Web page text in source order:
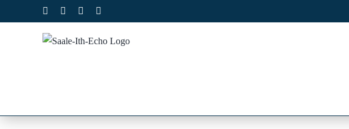
Inhalt
Facebook Instagram